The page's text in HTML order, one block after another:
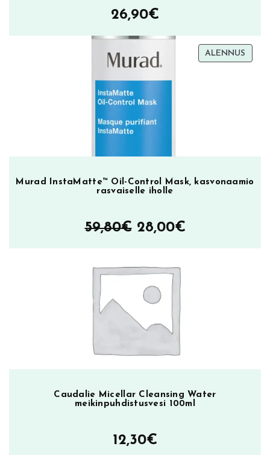
26,90€
ALENNUS
Murad InstaMatte™ Oil-Control Mask, kasvonaamio
rasvaiselle iholle
59,80€ Alkuperäinen
hinta
oli:
59,80€.
28,00€Nykyinen
hinta
Caudalie Micellar Cleansing Water
meikinpuhdistusvesi 100ml
12,30€